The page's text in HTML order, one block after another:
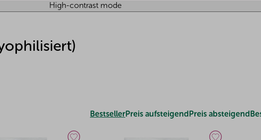
High-contrast mode
BestsellerPreis aufsteigendPreis absteigend